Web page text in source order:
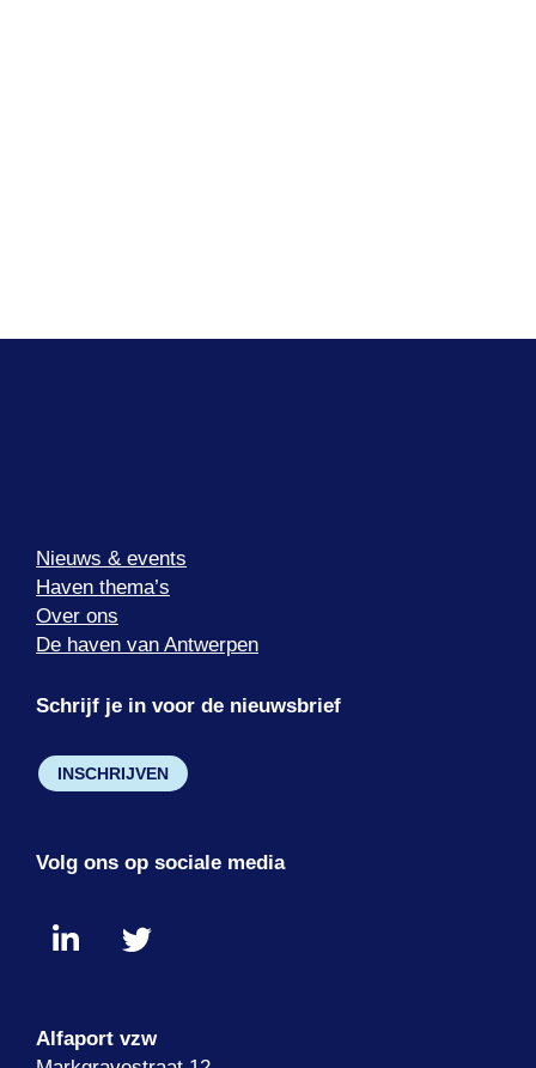
Nieuws & events
Haven thema’s
Over ons
De haven van Antwerpen
Schrijf je in voor de nieuwsbrief
INSCHRIJVEN
Volg ons op sociale media
Alfaport vzw